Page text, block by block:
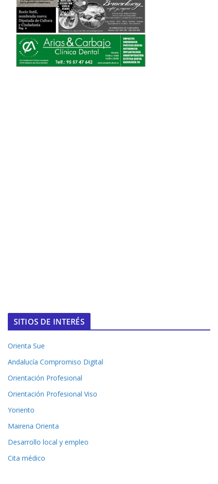
SITIOS DE INTERÉS
Orienta Sue
Andalucía Compromiso Digital
Orientación Profesional
Orientación Profesional Viso
Yoriento
Mairena Orienta
Desarrollo local y empleo
Cita médico